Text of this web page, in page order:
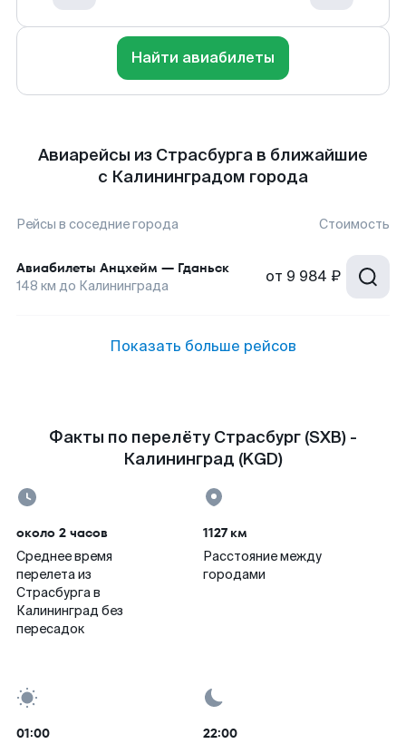
Найти авиабилеты
Авиарейсы из Страсбурга в ближайшие
с Калининградом города
Рейсы в соседние города Стоимость
Авиабилеты Анцхейм — Гданьск
148 км до Калининграда от 9 984 ₽
Показать больше рейсов
Факты по перелёту Страсбург (SXB) -
Калининград (KGD)
около 2 часов
Среднее время
перелета из
Страсбурга в
Калининград без
пересадок
1127 км
Расстояние между
городами
01:00 22:00